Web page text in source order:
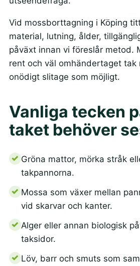
Vid mossborttagning i Köping
material, lutning, ålder,
påväxt innan vi föreslår metod.
rent och väl omhändertaget tak
onödigt slitage som möjligt.
Vanliga tecken
taket behöver
Gröna mattor, mörka stråk
takpannorna.
Mossa som växer mellan
vid skarvar och kanter.
Alger eller annan biologisk
taksidor.
Löv, barr och smuts som